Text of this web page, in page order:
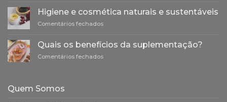
alguns
dos
princípios
homeopatia
a
Higiene e cosmética naturais e sustentáveis
Comentários fechadosem
cosmética
naturais
Quais os benefícios da suplementação?
Comentários fechadosem
Quem Somos